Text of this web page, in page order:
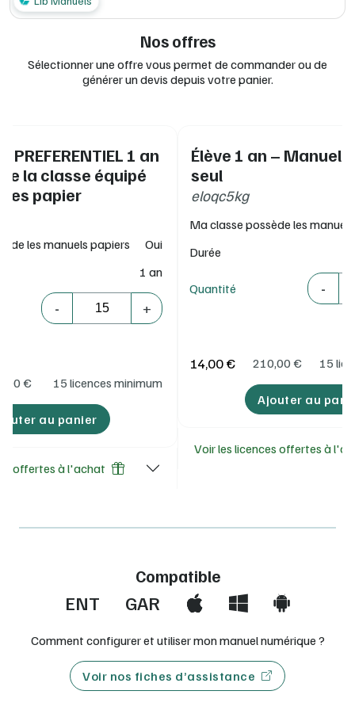
conforme RGPD et recommandations de la CNIL
> Pour en savoir plus sur Flex Manuel, rendez-vous sur :
Nos offres
Sélectionner une offre vous permet de commander ou de
générer un devis depuis votre panier.
PREFERENTIEL 1 an
la classe équipé
papier
les manuels papiers
Oui
1 an
-
Quantité
+
€ 15 licences minimum
au panier
offertes à l'achat
Élève 1 an – Manuel
seul
eloqc5kg
Ma classe possède les
Durée
Quantité -
Quantité
14,00 € 210,00 € 15
Ajouter au
Voir les licences offertes à
Compatible
ENT GAR
Comment configurer et utiliser mon manuel numérique ?
Voir nos fiches d’assistance